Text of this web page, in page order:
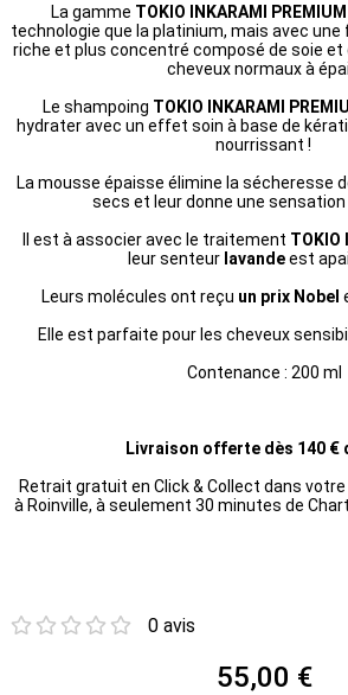
La gamme TOKIO INKARAMI PREMIUM
technologie que la platinium, mais avec
riche et plus concentré composé de soie et
cheveux normaux à
Le shampoing TOKIO INKARAMI
hydrater avec un effet soin à base de
nourrissant !
La mousse épaisse élimine la sécheresse
secs et leur donne une sensation
Il est à associer avec le traitement TOKIO
leur senteur lavandeest
Leurs molécules ont reçu un prix Nobel
Elle est parfaite pour les cheveux
Contenance : 200 ml
Livraison offerte dès 140 €
Retrait gratuit en Click & Collect dans
à Roinville, à seulement 30 minutes de
0 avis
55,00 €